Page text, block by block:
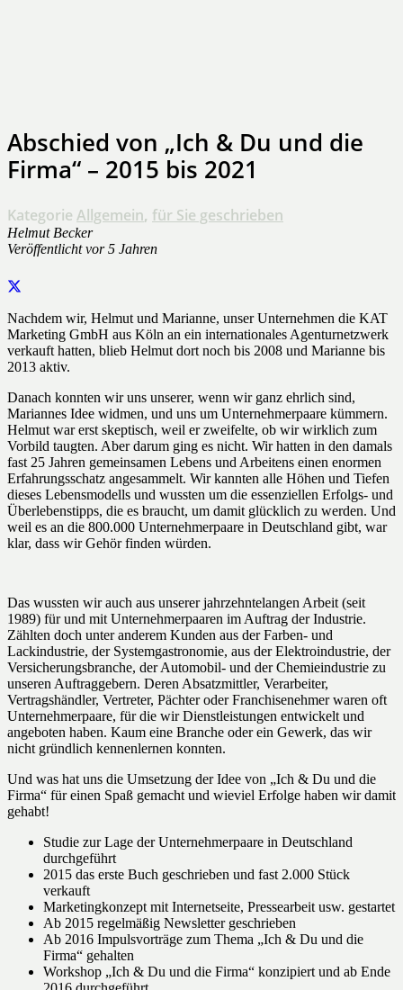
Abschied von „Ich & Du und die
Firma“ – 2015 bis 2021
Kategorie Allgemein, für Sie geschrieben
Helmut Becker
Veröffentlichtvor 5 Jahren
Nachdem wir, Helmut und Marianne, unser Unternehmen die KAT
Marketing GmbH aus Köln an ein internationales Agenturnetzwerk
verkauft hatten, blieb Helmut dort noch bis 2008 und Marianne bis
2013 aktiv.
Danach konnten wir uns unserer, wenn wir ganz ehrlich sind,
Mariannes Idee widmen, und uns um Unternehmerpaare kümmern.
Helmut war erst skeptisch, weil er zweifelte, ob wir wirklich zum
Vorbild taugten. Aber darum ging es nicht. Wir hatten in den damals
fast 25 Jahren gemeinsamen Lebens und Arbeitens einen enormen
Erfahrungsschatz angesammelt. Wir kannten alle Höhen und Tiefen
dieses Lebensmodells und wussten um die essenziellen Erfolgs- und
Überlebenstipps, die es braucht, um damit glücklich zu werden. Und
weil es an die 800.000 Unternehmerpaare in Deutschland gibt, war
klar, dass wir Gehör finden würden.
Das wussten wir auch aus unserer jahrzehntelangen Arbeit (seit
1989) für und mit Unternehmerpaaren im Auftrag der Industrie.
Zählten doch unter anderem Kunden aus der Farben- und
Lackindustrie, der Systemgastronomie, aus der Elektroindustrie, der
Versicherungsbranche, der Automobil- und der Chemieindustrie zu
unseren Auftraggebern. Deren Absatzmittler, Verarbeiter,
Vertragshändler, Vertreter, Pächter oder Franchisenehmer waren oft
Unternehmerpaare, für die wir Dienstleistungen entwickelt und
angeboten haben. Kaum eine Branche oder ein Gewerk, das wir
nicht gründlich kennenlernen konnten.
Und was hat uns die Umsetzung der Idee von „Ich & Du und die
Firma“ für einen Spaß gemacht und wieviel Erfolge haben wir damit
gehabt!
Studie zur Lage der Unternehmerpaare in Deutschland
durchgeführt
2015 das erste Buch geschrieben und fast 2.000 Stück
verkauft
Marketingkonzept mit Internetseite, Pressearbeit usw. gestartet
Ab 2015 regelmäßig Newsletter geschrieben
Ab 2016 Impulsvorträge zum Thema „Ich & Du und die
Firma“ gehalten
Workshop „Ich & Du und die Firma“ konzipiert und ab Ende